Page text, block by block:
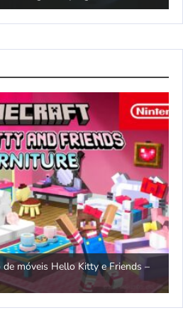
móveis Hello Kitty e Friends –